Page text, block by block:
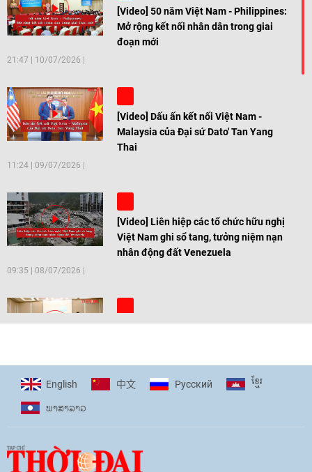
[Video] 50 năm Việt Nam - Philippines:
Mở rộng kết nối nhân dân trong giai
đoạn mới
21:47 | 10/07/2026
[Video] Dấu ấn kết nối Việt Nam -
Malaysia của Đại sứ Dato' Tan Yang
Thai
11:24 | 09/07/2026
[Video] Liên hiệp các tổ chức hữu nghị
Việt Nam ghi sổ tang, tưởng niệm nạn
nhân động đất Venezuela
09:35 | 08/07/2026
[Video] Trẻ em Đông Á cùng kiến tạo
11:10|17/06/2026
English 中文 Pусский ខ្មែរ
ພາ​ສາ​ລາວ